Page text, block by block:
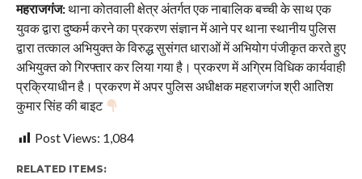
महराजगंज:थाना कोतवाली क्षेत्र अंतर्गत एक नाबालिक बच्ची के साथ एक
युवक द्वारा दुष्कर्म करने का प्रकरण संज्ञान में आने पर थाना स्थानीय पुलिस
द्वारा तत्काल अभियुक्त के विरुद्ध सुसंगत धाराओं में अभियोग पंजीकृत करते हुए
अभियुक्त को गिरफ्तार कर लिया गया है। प्रकरण में अग्रिम विधिक कार्यवाही
प्रक्रियाधीन है। प्रकरण में अपर पुलिस अधीक्षक महराजगंज श्री आतिश
कुमार सिंह की बाइट
Post Views: 1,084
RELATED ITEMS: